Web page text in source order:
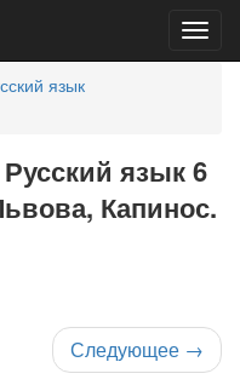
язык
язык 6
Капинос.
Следующее →